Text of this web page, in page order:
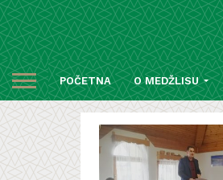
POČETNA O MEDŽLISU